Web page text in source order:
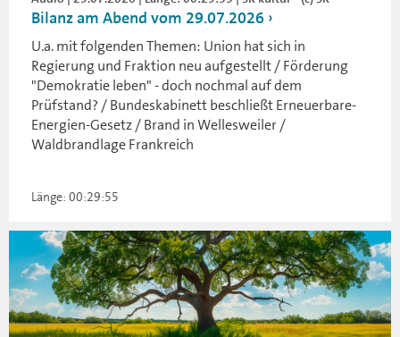
Bilanz am Abend vom 29.07.2026
U.a. mit folgenden Themen: Union hat sich in
Regierung und Fraktion neu aufgestellt / Förderung
"Demokratie leben" - doch nochmal auf dem
Prüfstand? / Bundeskabinett beschließt Erneuerbare-
Energien-Gesetz / Brand in Wellesweiler /
Waldbrandlage Frankreich
Länge: 00:29:55